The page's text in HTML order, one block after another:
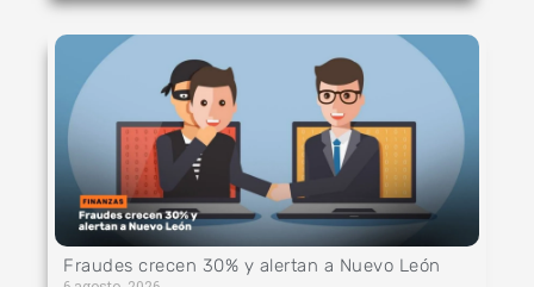
Fraudes crecen 30% y alertan a Nuevo León